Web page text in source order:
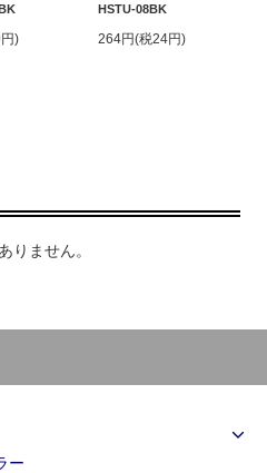
)
HSTU-08BK
264円(税24円)
りません。
ー